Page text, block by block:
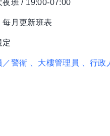
夜班 / 19:00-07:00
每月更新班表
定
／警衛 、大樓管理員 、行政